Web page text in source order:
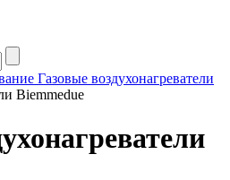
Газовые воздухонагреватели
Biemmedue